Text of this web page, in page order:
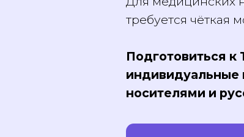
портфолио или
отдельную
Для
требуется
Подготовиться